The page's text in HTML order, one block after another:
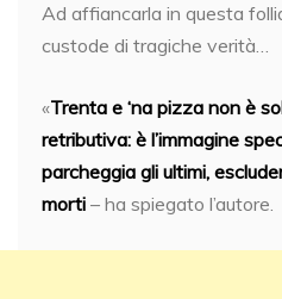
Ad affiancarla in questa
custode di tragiche verità…
«Trenta e ‘na pizza non è
retributiva: è l’immagine
parcheggia gli ultimi,
morti – ha spiegato l’autore.